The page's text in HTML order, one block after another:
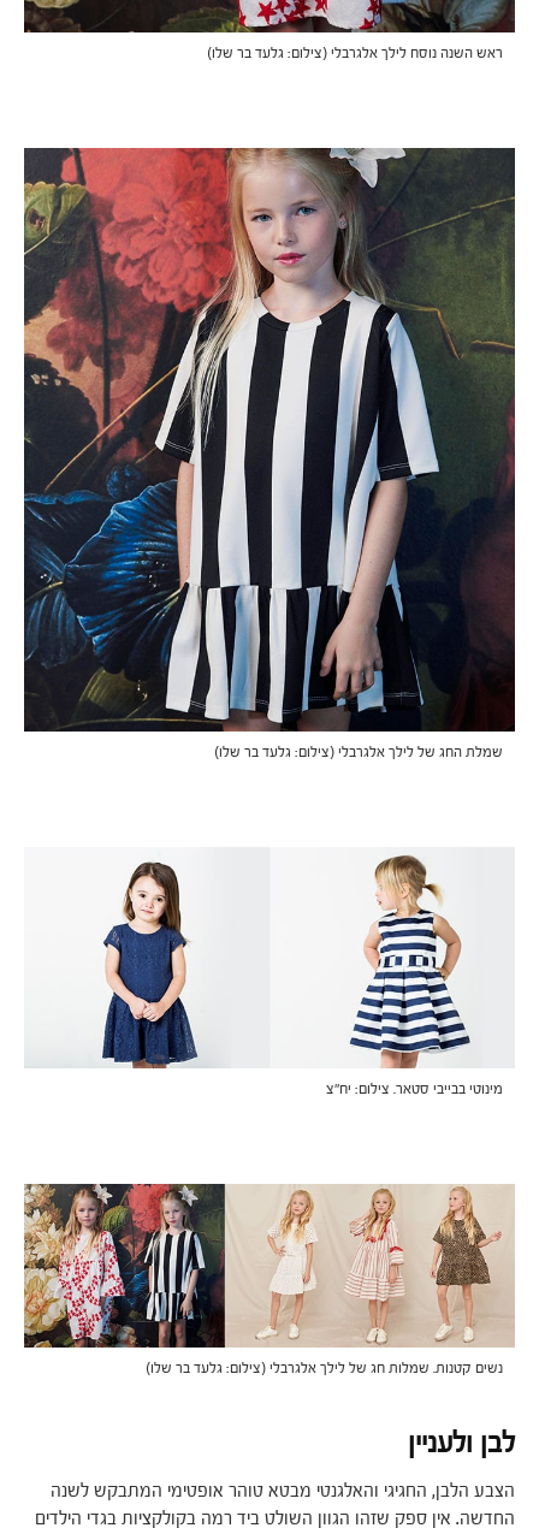
ראש השנה נוסח לילך אלגרבלי (צילום: גלעד בר שלו)
שמלת החג של לילך אלגרבלי (צילום: גלעד בר שלו)
מינוטי בבייבי סטאר. צילום: יח"צ
נשים קטנות. שמלות חג של לילך אלגרבלי (צילום: גלעד בר שלו)
לבן ולעניין
הצבע הלבן, החגיגי והאלגנטי מבטא טוהר אופטימי המתבקש לשנה
החדשה. אין ספק שזהו הגוון השולט ביד רמה בקולקציות בגדי הילדים